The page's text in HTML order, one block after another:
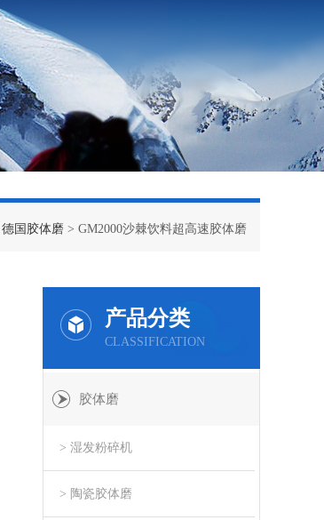
德国胶体磨 > GM2000沙棘饮料超高速胶体磨
产品分类
CLASSIFICATION
胶体磨
> 湿发粉碎机
> 陶瓷胶体磨